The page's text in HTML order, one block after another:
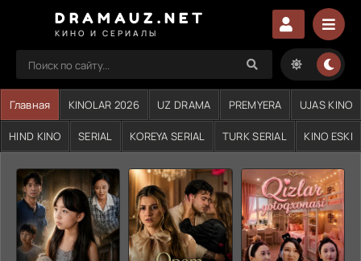
DRAMAUZ.NET
КИНО И СЕРИАЛЫ
Главная KINOLAR 2026 UZ DRAMA PREMYERA UJAS KINO
HIND KINO SERIAL KOREYA SERIAL TURK SERIAL KINO ESKI